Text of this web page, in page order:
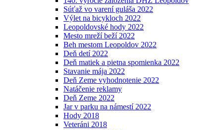
Súťaž vo varení guláša 2022
Výlet na bicykloch 2022
Leopoldovské hody 2022
Mesto mreží beží 2022
Beh mestom Leopoldov 2022
Deň detí 2022
Deň matiek a pietna spomienka 2022
Stavanie mája 2022
Deň Zeme vyhodnotenie 2022
Natáčenie reklamy
Deň Zeme 2022
Jar v parku na námestí 2022
Hody 2018
Veteráni 2018